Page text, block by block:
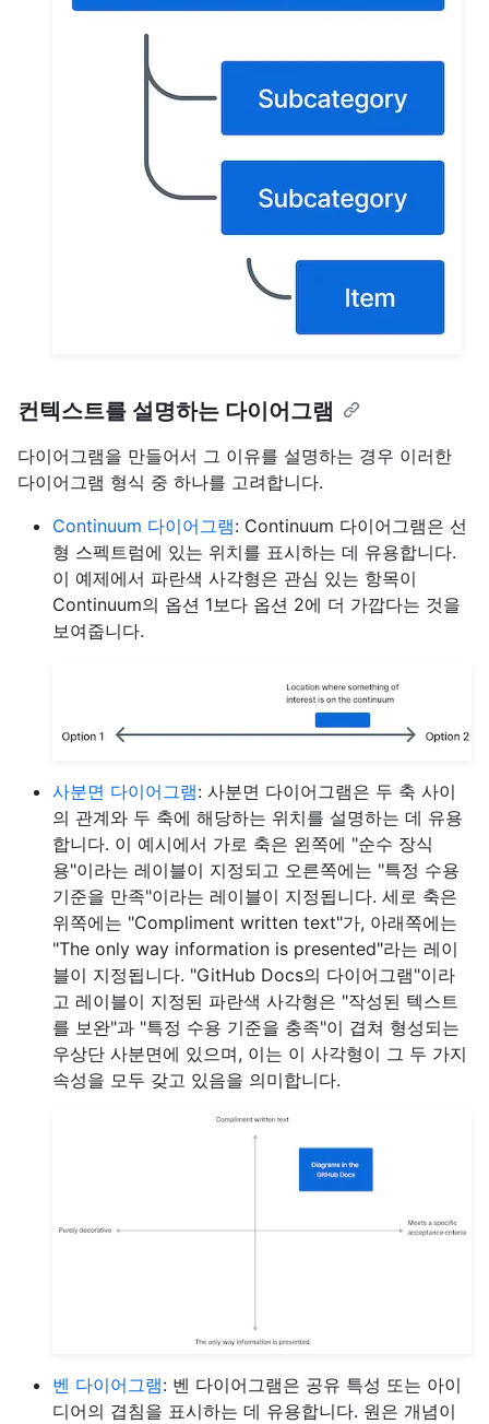
컨텍스트를 설명하는 다이어그램
다이어그램을 만들어서 그 이유를 설명하는 경우 이러한
다이어그램 형식 중 하나를 고려합니다.
Continuum 다이어그램: Continuum 다이어그램은 선
형 스펙트럼에 있는 위치를 표시하는 데 유용합니다.
이 예제에서 파란색 사각형은 관심 있는 항목이
Continuum의 옵션 1보다 옵션 2에 더 가깝다는 것을
보여줍니다.
사분면 다이어그램: 사분면 다이어그램은 두 축 사이
의 관계와 두 축에 해당하는 위치를 설명하는 데 유용
합니다. 이 예시에서 가로 축은 왼쪽에 "순수 장식
용"이라는 레이블이 지정되고 오른쪽에는 "특정 수용
기준을 만족"이라는 레이블이 지정됩니다. 세로 축은
위쪽에는 "Compliment written text"가, 아래쪽에는
"The only way information is presented"라는 레이
블이 지정됩니다. "GitHub Docs의 다이어그램"이라
고 레이블이 지정된 파란색 사각형은 "작성된 텍스트
를 보완"과 "특정 수용 기준을 충족"이 겹쳐 형성되는
우상단 사분면에 있으며, 이는 이 사각형이 그 두 가지
속성을 모두 갖고 있음을 의미합니다.
벤 다이어그램: 벤 다이어그램은 공유 특성 또는 아이
디어의 겹침을 표시하는 데 유용합니다. 원은 개념이